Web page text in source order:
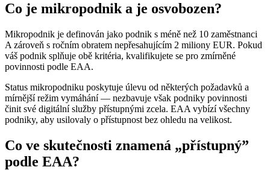
Co je mikropodnik a je osvobozen?
Mikropodnik je definován jako podnik s méně než 10 zaměstnanci
A zároveň s ročním obratem nepřesahujícím 2 miliony EUR. Pokud
váš podnik splňuje obě kritéria, kvalifikujete se pro zmírněné
povinnosti podle EAA.
Status mikropodniku poskytuje úlevu od některých požadavků a
mírnější režim vymáhání — nezbavuje však podniky povinnosti
činit své digitální služby přístupnými zcela. EAA vybízí všechny
podniky, aby usilovaly o přístupnost bez ohledu na velikost.
Co ve skutečnosti znamená „přístupný”
podle EAA?